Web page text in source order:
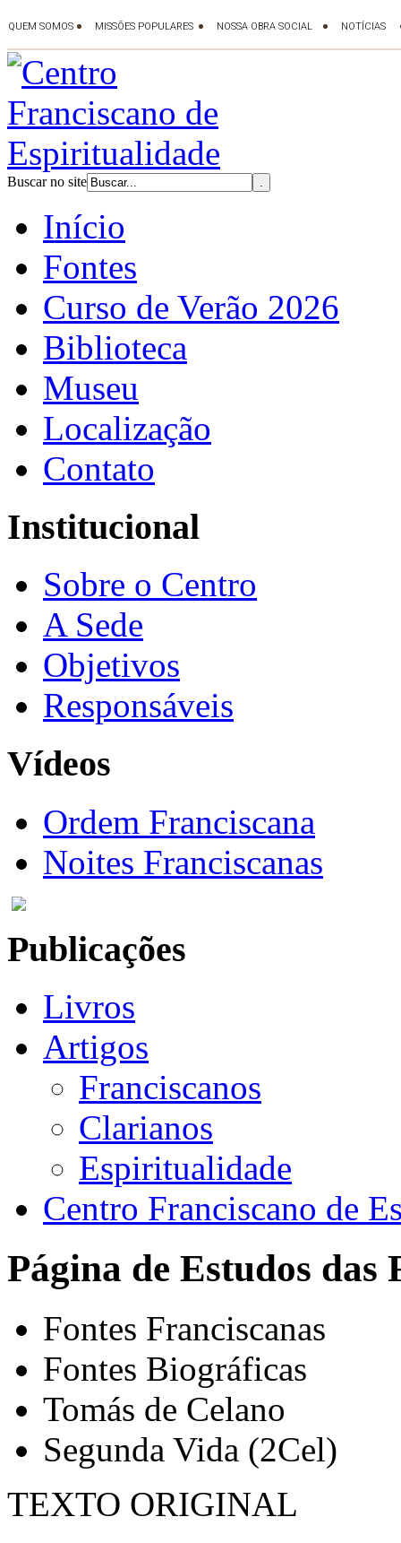
Buscar no site
Início
Fontes
Curso de Verão 2026
Biblioteca
Museu
Localização
Contato
Institucional
Sobre o Centro
A Sede
Objetivos
Responsáveis
Vídeos
Ordem Franciscana
Noites Franciscanas
Publicações
Livros
Artigos
Franciscanos
Clarianos
Espiritualidade
Centro Franciscano de
Página de Estudos das
Fontes Franciscanas
Fontes Biográficas
Tomás de Celano
Segunda Vida (2Cel)
TEXTO ORIGINAL